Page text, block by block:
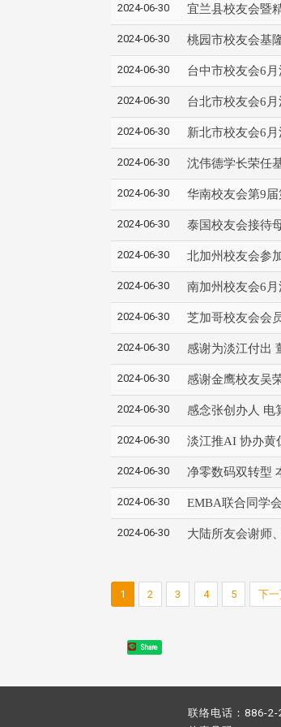
2024-06-30 宜兰县校友会暨
2024-06-30 桃园市校友会基
2024-06-30 台中市校友会6月
2024-06-30 台北市校友会6月
2024-06-30 新北市校友会6月
2024-06-30 沈伟德学长荣任
2024-06-30 华南校友会第9
2024-06-30 泰国校友会接待
2024-06-30 北加州校友会参
2024-06-30 南加州校友会6月
2024-06-30 芝加哥校友会会
2024-06-30 感谢为淡江付出
2024-06-30 感谢金鹰校友吴
2024-06-30 感念张创办人 电
2024-06-30 淡江推AI 协办黄
2024-06-30 净零数码双转型
2024-06-30 EMBA联合同学
2024-06-30 大陆所友会谢师
1 2 3 4 5 下
Share
联络电话：886-